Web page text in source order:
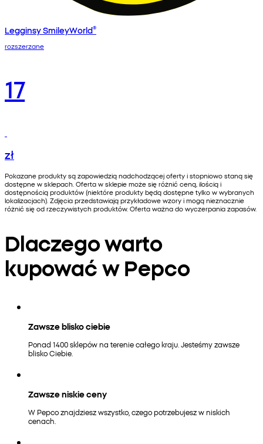
Legginsy SmileyWorld®
rozszerzane
17
zł
Pokazane produkty są zapowiedzią nadchodzącej oferty i stopniowo staną się
dostępne w sklepach. Oferta w sklepie może się różnić ceną, ilością i
dostępnością produktów (niektóre produkty będą dostępne tylko w wybranych
lokalizacjach). Zdjęcia przedstawiają przykładowe wzory i mogą nieznacznie
różnić się od rzeczywistych produktów. Oferta ważna do wyczerpania zapasów.
Dlaczego warto
kupować w Pepco
Zawsze blisko ciebie
Ponad 1400 sklepów na terenie całego kraju. Jesteśmy zawsze
blisko Ciebie.
Zawsze niskie ceny
W Pepco znajdziesz wszystko, czego potrzebujesz w niskich
cenach.